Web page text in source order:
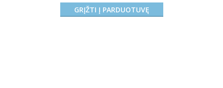
GRĮŽTI Į PARDUOTUVĘ